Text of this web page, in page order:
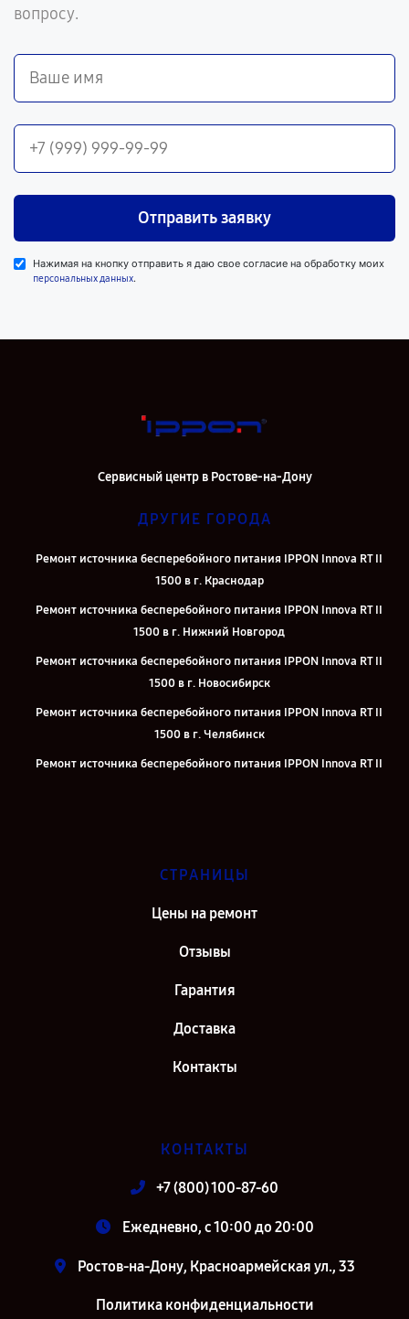
вопросу.
Отправить заявку
Нажимая на кнопку отправить я даю свое согласие на обработку моих
персональных данных.
Сервисный центр в Ростове-на-Дону
ДРУГИЕ ГОРОДА
Ремонт источника бесперебойного питания IPPON Innova RT II
1500 в г. Краснодар
Ремонт источника бесперебойного питания IPPON Innova RT II
1500 в г. Нижний Новгород
Ремонт источника бесперебойного питания IPPON Innova RT II
1500 в г. Новосибирск
Ремонт источника бесперебойного питания IPPON Innova RT II
1500 в г. Челябинск
Ремонт источника бесперебойного питания IPPON Innova RT II
Ремонт источника бесперебойного питания IPPON Innova RT II
Ремонт источника бесперебойного питания IPPON Innova RT II
СТРАНИЦЫ
Цены на ремонт
Отзывы
Гарантия
Доставка
Контакты
КОНТАКТЫ
+7 (800) 100-87-60
Ежедневно, с 10:00 до 20:00
Ростов-на-Дону, Красноармейская ул., 33
Политика конфиденциальности